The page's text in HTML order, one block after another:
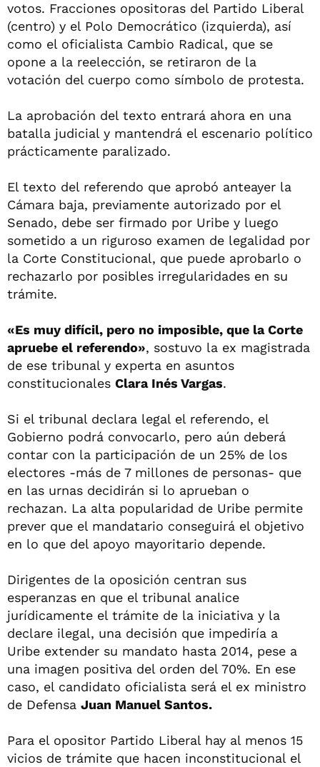
votos. Fracciones opositoras del Partido Liberal
(centro) y el Polo Democrático (izquierda), así
como el oficialista Cambio Radical, que se
opone a la reelección, se retiraron de la
votación del cuerpo como símbolo de protesta.
La aprobación del texto entrará ahora en una
batalla judicial y mantendrá el escenario político
prácticamente paralizado.
El texto del referendo que aprobó anteayer la
Cámara baja, previamente autorizado por el
Senado, debe ser firmado por Uribe y luego
sometido a un riguroso examen de legalidad por
la Corte Constitucional, que puede aprobarlo o
rechazarlo por posibles irregularidades en su
trámite.
«Es muy difícil, pero no imposible, que la Corte
apruebe el referendo», sostuvo la ex magistrada
de ese tribunal y experta en asuntos
constitucionales Clara Inés Vargas.
Si el tribunal declara legal el referendo, el
Gobierno podrá convocarlo, pero aún deberá
contar con la participación de un 25% de los
electores -más de 7 millones de personas- que
en las urnas decidirán si lo aprueban o
rechazan. La alta popularidad de Uribe permite
prever que el mandatario conseguirá el objetivo
en lo que del apoyo mayoritario depende.
Dirigentes de la oposición centran sus
esperanzas en que el tribunal analice
jurídicamente el trámite de la iniciativa y la
declare ilegal, una decisión que impediría a
Uribe extender su mandato hasta 2014, pese a
una imagen positiva del orden del 70%. En ese
caso, el candidato oficialista será el ex ministro
de Defensa Juan Manuel Santos.
Para el opositor Partido Liberal hay al menos 15
vicios de trámite que hacen inconstitucional el